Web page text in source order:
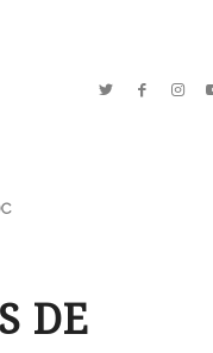
DE